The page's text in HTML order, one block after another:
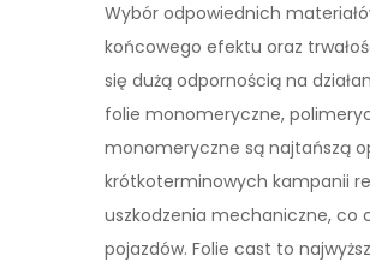
Wybór odpowiednich
końcowego efektu oraz
się dużą odpornością na
folie monomeryczne,
monomeryczne są najtańszą
krótkoterminowych kampanii
uszkodzenia mechaniczne, co
pojazdów. Folie cast to